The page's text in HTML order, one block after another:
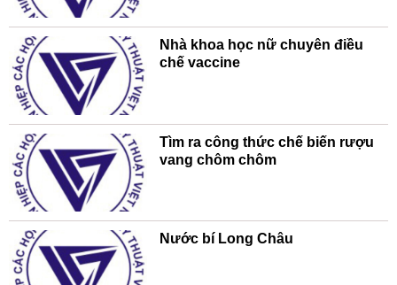
Nhà khoa học nữ chuyên điều
chế vaccine
Tìm ra công thức chế biến rượu
vang chôm chôm
Nước bí Long Châu